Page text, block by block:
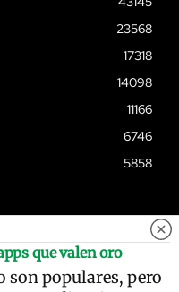
23568
17318
14098
11166
6746
5858
que valen oro
son populares, pero